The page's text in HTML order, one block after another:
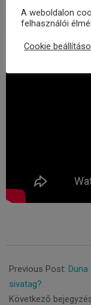
járványhelyzet is
találkozhatunk
12-
14
Previous Post:
sivatag?
Következő
A weboldalon
felhasználói
Cookie